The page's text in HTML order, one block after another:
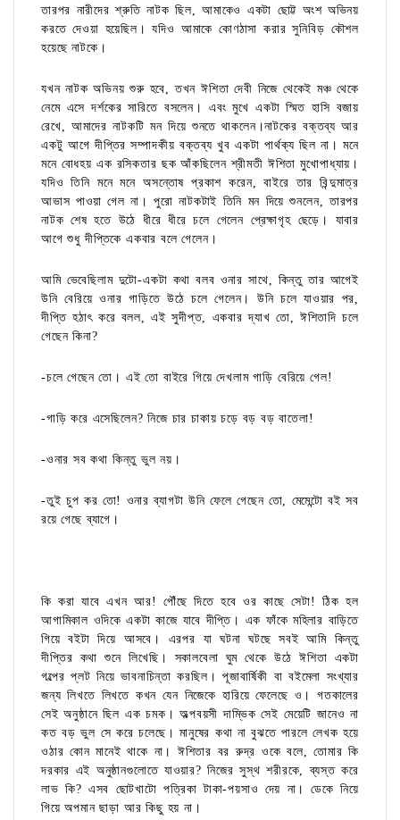
তারপর নারীদের শ্রুতি নাটক ছিল, আমাকেও একটা ছোট্ট অংশ অভিনয়
করতে দেওয়া হয়েছিল। যদিও আমাকে কোণঠাসা করার সুনিবিড় কৌশল
হয়েছে নাটকে।
যখন নাটক অভিনয় শুরু হবে, তখন ঈশিতা দেবী নিজে থেকেই মঞ্চ থেকে
নেমে এসে দর্শকের সারিতে বসলেন। এবং মুখে একটা স্মিত হাসি বজায়
রেখে, আমাদের নাটকটি মন দিয়ে শুনতে থাকলেন।নাটকের বক্তব্য আর
একটু আগে দীপ্তির সম্পাদকীয় বক্তব্য খুব একটা পার্থক্য ছিল না। মনে
মনে বোধহয় এক রসিকতার ছক আঁকছিলেন শ্রীমতী ঈশিতা মুখোপাধ্যায়।
যদিও তিনি মনে মনে অসন্তোষ প্রকাশ করেন, বাইরে তার বিন্দুমাত্র
আভাস পাওয়া গেল না। পুরো নাটকটাই তিনি মন দিয়ে শুনলেন, তারপর
নাটক শেষ হতে উঠে ধীরে ধীরে চলে গেলেন প্রেক্ষাগৃহ ছেড়ে। যাবার
আগে শুধু দীপ্তিকে একবার বলে গেলেন।
আমি ভেবেছিলাম দুটো-একটা কথা বলব ওনার সাথে, কিন্তু তার আগেই
উনি বেরিয়ে ওনার গাড়িতে উঠে চলে গেলেন। উনি চলে যাওয়ার পর,
দীপ্তি হঠাৎ করে বলল, এই সুদীপ্ত, একবার দ্যাখ তো, ঈশিতাদি চলে
গেছেন কিনা?
-চলে গেছেন তো। এই তো বাইরে গিয়ে দেখলাম গাড়ি বেরিয়ে গেল!
-গাড়ি করে এসেছিলেন? নিজে চার চাকায় চড়ে বড় বড় বাতেলা!
-ওনার সব কথা কিন্তু ভুল নয়।
-তুই চুপ কর তো! ওনার ব্যাগটা উনি ফেলে গেছেন তো, মেমেন্টো বই সব
রয়ে গেছে ব্যাগে।
কি করা যাবে এখন আর! পৌঁছে দিতে হবে ওর কাছে সেটা! ঠিক হল
আগামিকাল ওদিকে একটা কাজে যাবে দীপ্তি। এক ফাঁকে মহিলার বাড়িতে
গিয়ে বইটা দিয়ে আসবে। এরপর যা ঘটনা ঘটছে সবই আমি কিন্তু
দীপ্তির কথা শুনে লিখেছি। সকালবেলা ঘুম থেকে উঠে ঈশিতা একটা
গল্পের প্লট নিয়ে ভাবনাচিন্তা করছিল। পূজাবার্ষিকী বা বইমেলা সংখ্যার
জন্য লিখতে লিখতে কখন যেন নিজেকে হারিয়ে ফেলেছে ও। গতকালের
সেই অনুষ্ঠানে ছিল এক চমক। অল্পবয়সী দাম্ভিক সেই মেয়েটি জানেও না
কত বড় ভুল সে করে চলেছে। মানুষের কথা না বুঝতে পারলে লেখক হয়ে
ওঠার কোন মানেই থাকে না। ঈশিতার বর রুদ্র ওকে বলে, তোমার কি
দরকার এই অনুষ্ঠানগুলোতে যাওয়ার? নিজের সুস্থ শরীরকে, ব্যস্ত করে
লাভ কি? এসব ছোটখাটো পত্রিকা টাকা-পয়সাও দেয় না। ডেকে নিয়ে
গিয়ে অপমান ছাড়া আর কিছু হয় না।